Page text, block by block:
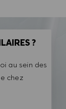
?
au sein des
chez